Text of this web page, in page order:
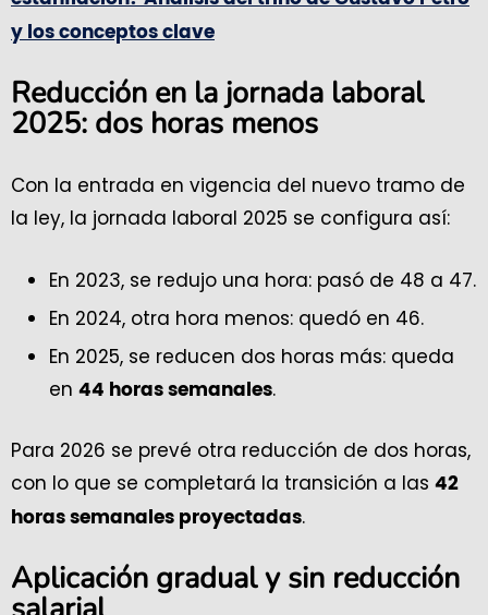
y los conceptos clave
Reducción en la jornada laboral
2025: dos horas menos
Con la entrada en vigencia del nuevo tramo de
la ley, la jornada laboral 2025 se configura así:
En 2023, se redujo una hora: pasó de 48 a 47.
En 2024, otra hora menos: quedó en 46.
En 2025, se reducen dos horas más: queda
en 44 horas semanales.
Para 2026 se prevé otra reducción de dos horas,
con lo que se completará la transición a las 42
horas semanales proyectadas.
Aplicación gradual y sin reducción